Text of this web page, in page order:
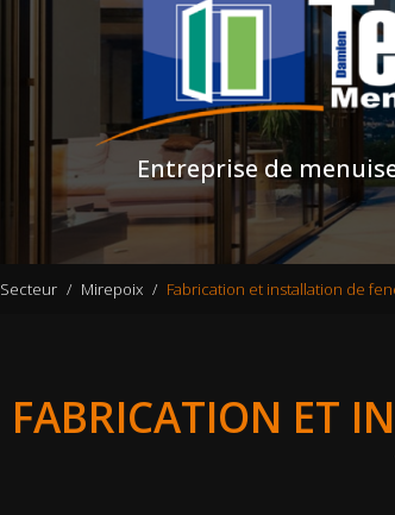
Entreprise de
Secteur Mirepoix Fabrication et installation de
FABRICATION ET